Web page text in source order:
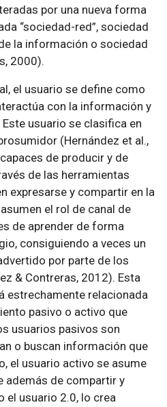
por una nueva forma
“sociedad-red”, sociedad
la información o sociedad
2000).
el usuario se define como
con la información y
usuario se clasifica en
(Hernández et al.,
de producir y de
de las herramientas
expresarse y compartir en la
el rol de canal de
de aprender de forma
consiguiendo a veces un
por parte de los
& Contreras, 2012). Esta
estrechamente relacionada
pasivo o activo que
usuarios pasivos son
o buscan información que
el usuario activo se asume
además de compartir y
usuario 2.0, lo crea